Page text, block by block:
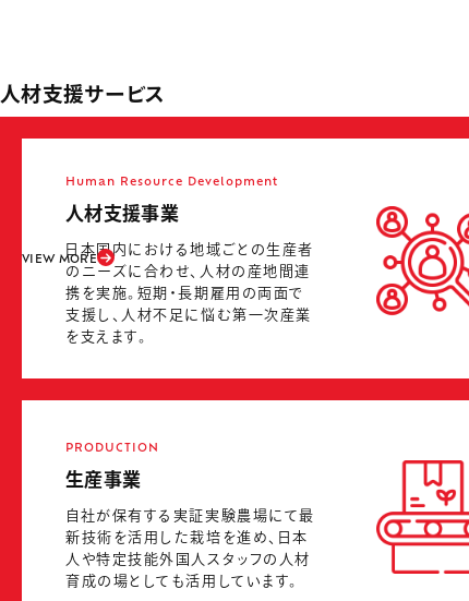
人材支援サービス
Human Resource Development
人材支援事業
日本国内における地域ごとの生産者
のニーズに合わせ、人材の産地間連
携を実施。短期・長期雇用の両面で
支援し、人材不足に悩む第一次産業
を支えます。
VIEW MORE
PRODUCTION
生産事業
自社が保有する実証実験農場にて最
新技術を活用した栽培を進め、日本
人や特定技能外国人スタッフの人材
育成の場としても活用しています。